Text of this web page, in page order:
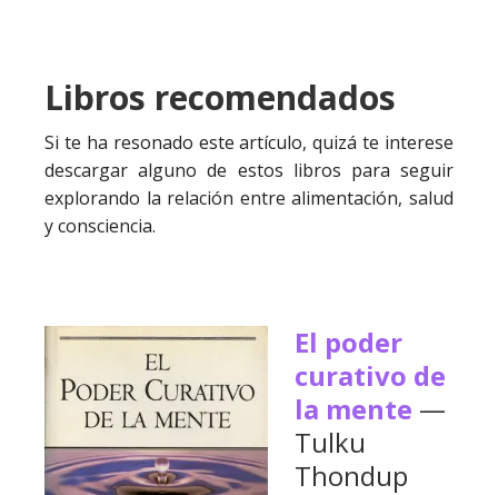
Libros recomendados
Si te ha resonado este artículo, quizá te interese
descargar alguno de estos libros para seguir
explorando la relación entre alimentación, salud
y consciencia.
El poder
curativo de
la mente —
Tulku
Thondup